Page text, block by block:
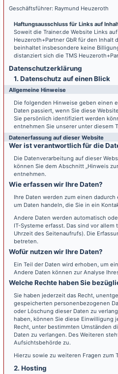
Geschäftsführer: Raymund Heuzeroth
Haftungsausschluss für Links auf
Soweit die Trainer.de Website Links
Heuzeroth+Partner GbR für den Inhalt
beinhaltet insbesondere keine
distanziert sich die TMS
Datenschutz­erklärung
1. Datenschutz auf einen Blick
Allgemeine Hinweise
Die folgenden Hinweise geben einen
Daten passiert, wenn Sie diese
Sie persönlich identifiziert werden
entnehmen Sie unserer unter diesem
Datenerfassung auf dieser Website
Wer ist verantwortlich für die
Die Datenverarbeitung auf dieser
können Sie dem Abschnitt „Hinweis
entnehmen.
Wie erfassen wir Ihre Daten?
Ihre Daten werden zum einen
um Daten handeln, die Sie in ein
Andere Daten werden automatisch
IT-Systeme erfasst. Das sind vor
Uhrzeit des Seitenaufrufs). Die
betreten.
Wofür nutzen wir Ihre Daten?
Ein Teil der Daten wird erhoben, um
Andere Daten können zur Analyse
Welche Rechte haben Sie
Sie haben jederzeit das Recht,
gespeicherten personenbezogenen
oder Löschung dieser Daten zu
haben, können Sie diese Einwilligung
Recht, unter bestimmten Umständen
Daten zu verlangen. Des Weiteren
Aufsichtsbehörde zu.
Hierzu sowie zu weiteren Fragen zum
2. Hosting